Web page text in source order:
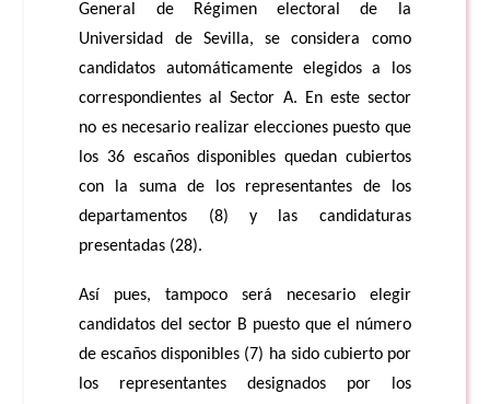
General de Régimen electoral de la
Universidad de Sevilla, se considera como
candidatos automáticamente elegidos a los
correspondientes al Sector A. En este sector
no es necesario realizar elecciones puesto que
los 36 escaños disponibles quedan cubiertos
con la suma de los representantes de los
departamentos (8) y las candidaturas
presentadas (28).
Así pues, tampoco será necesario elegir
candidatos del sector B puesto que el número
de escaños disponibles (7) ha sido cubierto por
los representantes designados por los